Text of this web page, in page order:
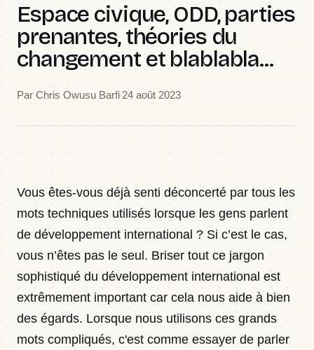
Ressources
Galerie
Événements
Contact
Newsletter · Decoded
Se connecter
Espace civique, ODD, parties
prenantes, théories du
changement et blablabla...
Par Chris Owusu Barfi 24 août 2023
Vous êtes-vous déjà senti déconcerté par tous les
mots techniques utilisés lorsque les gens parlent
de développement international ? Si c’est le cas,
vous n’êtes pas le seul. Briser tout ce jargon
sophistiqué du développement international est
extrêmement important car cela nous aide à bien
des égards. Lorsque nous utilisons ces grands
mots compliqués, c'est comme essayer de parler